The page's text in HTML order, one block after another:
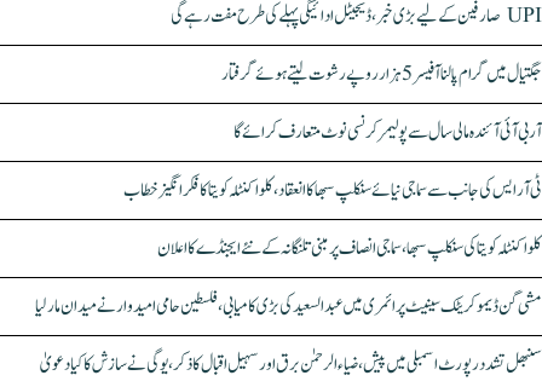
UPI صارفین کے لیے بڑی خبر، ڈیجیٹل ادائیگی پہلے کی طرح مفت رہے گی
جگتیال میں گرام پالنا آفیسر 5 ہزار روپے رشوت لیتے ہوئے گرفتار
آر بی آئی آئندہ مالی سال سے پولیمر کرنسی نوٹ متعارف کرائے گا
ٹی آر ایس کی جانب سے سماجی نیائے سنکلپ سبھا کا انعقاد، کلواکنٹلہ کویتا کا فکر انگیز خطاب
کلواکنٹلہ کویتا کی سنکلپ سبھا، سماجی انصاف پر مبنی تلنگانہ کے نئے ایجنڈے کا اعلان
مشی گن ڈیموکریٹک سینیٹ پرائمری میں عبدالسعید کی بڑی کامیابی، فلسطین حامی امیدوار نے میدان مار لیا
سنبھل تشدد رپورٹ اسمبلی میں پیش، ضیاء الرحمٰن برق اور سہیل اقبال کا ذکر، یوگی نے سازش کا کیا دعویٰ